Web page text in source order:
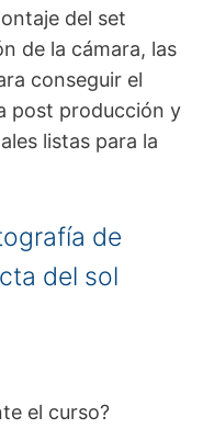
del set
de la cámara, las
conseguir el
post producción y
listas para la
de
del sol
el curso?